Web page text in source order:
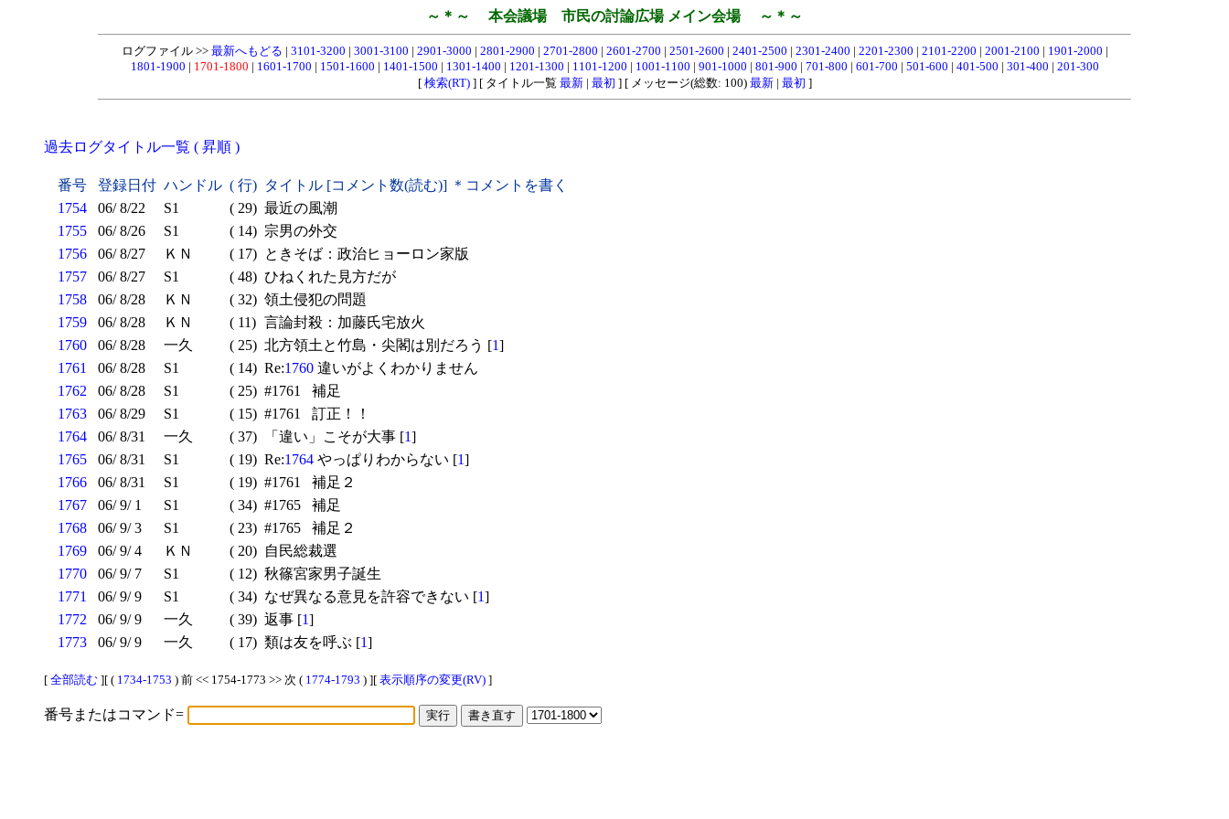
～＊～ 本会議場 市民の討論広場 メイン会場 ～＊～
ログファイル >> 最新へもどる | 3101-3200 | 3001-3100 | 2901-3000 | 2801-2900 | 2701-2800 | 2601-2700 | 2501-2600 | 2401-2500 | 2301-2400 | 2201-2300 | 2101-2200 | 2001-2100 | 1901-2000 |
1801-1900 | 1701-1800 | 1601-1700 | 1501-1600 | 1401-1500 | 1301-1400 | 1201-1300 | 1101-1200 | 1001-1100 | 901-1000 | 801-900 | 701-800 | 601-700 | 501-600 | 401-500 | 301-400 | 201-300
[ 検索(RT)] [ タイトル一覧 最新| 最初 ] [ メッセージ(総数: 100) 最新| 最初 ]
過去ログタイトル一覧 ( 昇順 )
番号 登録日付 ハンドル ( 行) タイトル [コメント数(読む)] ＊コメントを書く
1754
06/ 8/22 S1 ( 29) 最近の風潮
1755
06/ 8/26 S1 ( 14) 宗男の外交
1756
06/ 8/27 ＫＮ ( 17) ときそば：政治ヒョーロン家版
1757
06/ 8/27 S1 ( 48) ひねくれた見方だが
1758
06/ 8/28 ＫＮ ( 32) 領土侵犯の問題
1759
06/ 8/28 ＫＮ ( 11) 言論封殺：加藤氏宅放火
1760
06/ 8/28 一久 ( 25) 北方領土と竹島・尖閣は別だろう [1]
1761
06/ 8/28 S1 ( 14) Re:1760 違いがよくわかりません
1762
06/ 8/28 S1 ( 25) #1761 補足
1763
06/ 8/29 S1 ( 15) #1761 訂正！！
1764
06/ 8/31 一久 ( 37) 「違い」こそが大事 [1]
1765
06/ 8/31 S1 ( 19) Re:1764 やっぱりわからない [1]
1766
06/ 8/31 S1 ( 19) #1761 補足２
1767
06/ 9/ 1 S1 ( 34) #1765 補足
1768
06/ 9/ 3 S1 ( 23) #1765 補足２
1769
06/ 9/ 4 ＫＮ ( 20) 自民総裁選
1770
06/ 9/ 7 S1 ( 12) 秋篠宮家男子誕生
1771
06/ 9/ 9 S1 ( 34) なぜ異なる意見を許容できない [1]
1772
06/ 9/ 9 一久 ( 39) 返事 [1]
1773
06/ 9/ 9 一久 ( 17) 類は友を呼ぶ [1]
[ 全部読む ][ ( 1734-1753 ) 前 << 1754-1773 >> 次 ( 1774-1793 ) ][ 表示順序の変更(RV) ]
番号またはコマンド=